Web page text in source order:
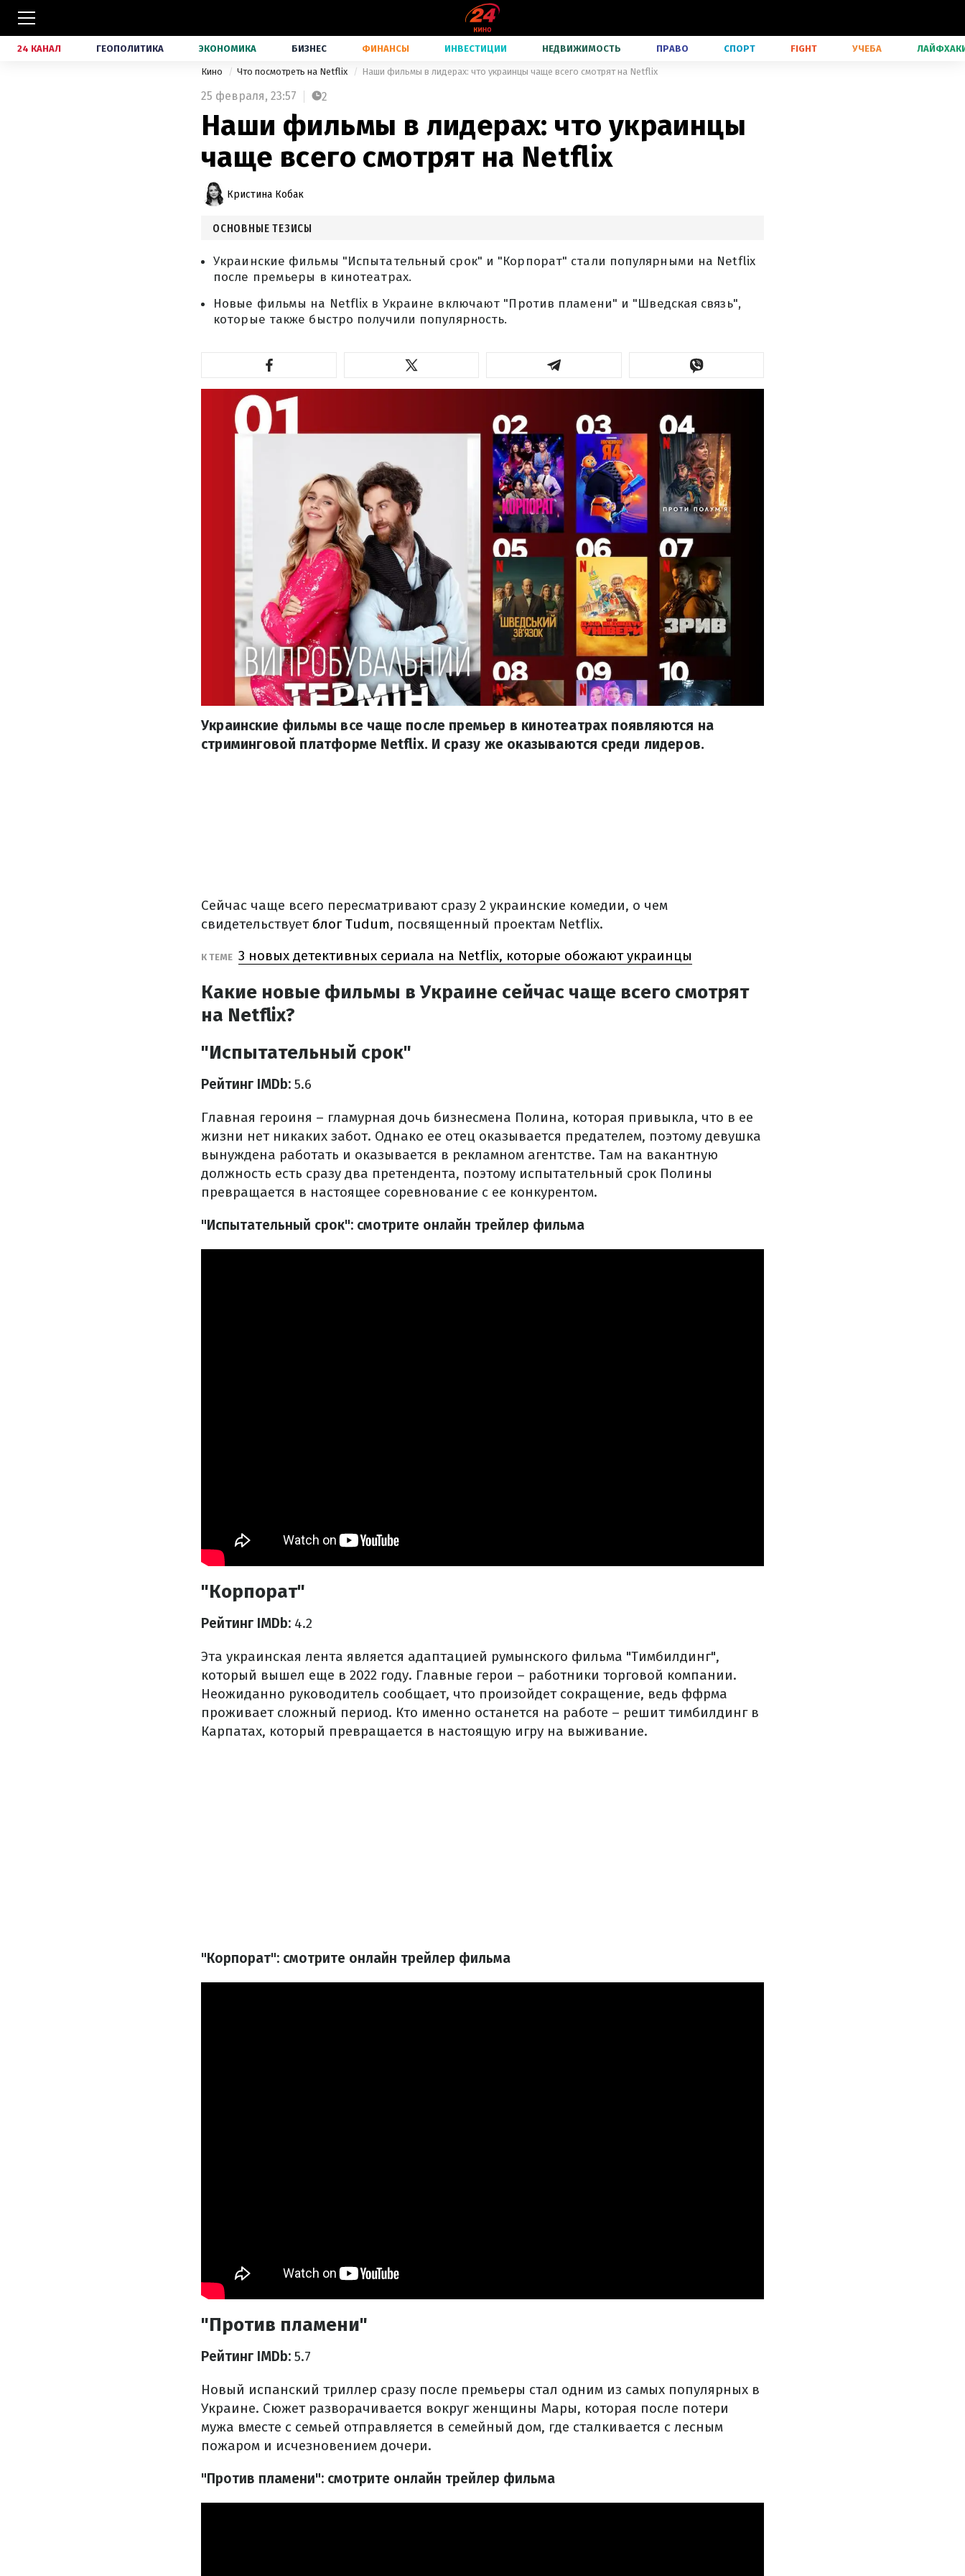
24 КАНАЛ ГЕОПОЛИТИКА ЭКОНОМИКА БИЗНЕС ФИНАНСЫ ИНВЕСТИЦИИ НЕДВИЖИМОСТЬ ПРАВО СПОРТ FIGHT УЧЕБА
Кино Что посмотреть на Netflix Наши фильмы в лидерах: что украинцы чаще всего смотрят на Netflix
25 февраля, 23:57 2
Наши фильмы в лидерах: что украинцы
чаще всего смотрят на Netflix
Кристина Кобак
ОСНОВНЫЕ ТЕЗИСЫ
Украинские фильмы "Испытательный срок" и "Корпорат" стали популярными на Netflix
после премьеры в кинотеатрах.
Новые фильмы на Netflix в Украине включают "Против пламени" и "Шведская связь",
которые также быстро получили популярность.
Украинские фильмы все чаще после премьер в кинотеатрах появляются на
стриминговой платформе Netflix. И сразу же оказываются среди лидеров.
Сейчас чаще всего пересматривают сразу 2 украинские комедии, о чем
свидетельствует блог Tudum, посвященный проектам Netflix.
К ТЕМЕ 3 новых детективных сериала на Netflix, которые обожают украинцы
Какие новые фильмы в Украине сейчас чаще всего смотрят
на Netflix?
"Испытательный срок"
Рейтинг IMDb: 5.6
Главная героиня – гламурная дочь бизнесмена Полина, которая привыкла, что в ее
жизни нет никаких забот. Однако ее отец оказывается предателем, поэтому девушка
вынуждена работать и оказывается в рекламном агентстве. Там на вакантную
должность есть сразу два претендента, поэтому испытательный срок Полины
превращается в настоящее соревнование с ее конкурентом.
"Испытательный срок": смотрите онлайн трейлер фильма
"Корпорат"
Рейтинг IMDb: 4.2
Эта украинская лента является адаптацией румынского фильма "Тимбилдинг",
который вышел еще в 2022 году. Главные герои – работники торговой компании.
Неожиданно руководитель сообщает, что произойдет сокращение, ведь ффрма
проживает сложный период. Кто именно останется на работе – решит тимбилдинг в
Карпатах, который превращается в настоящую игру на выживание.
"Корпорат": смотрите онлайн трейлер фильма
"Против пламени"
Рейтинг IMDb: 5.7
Новый испанский триллер сразу после премьеры стал одним из самых популярных в
Украине. Сюжет разворачивается вокруг женщины Мары, которая после потери
мужа вместе с семьей отправляется в семейный дом, где сталкивается с лесным
пожаром и исчезновением дочери.
"Против пламени": смотрите онлайн трейлер фильма